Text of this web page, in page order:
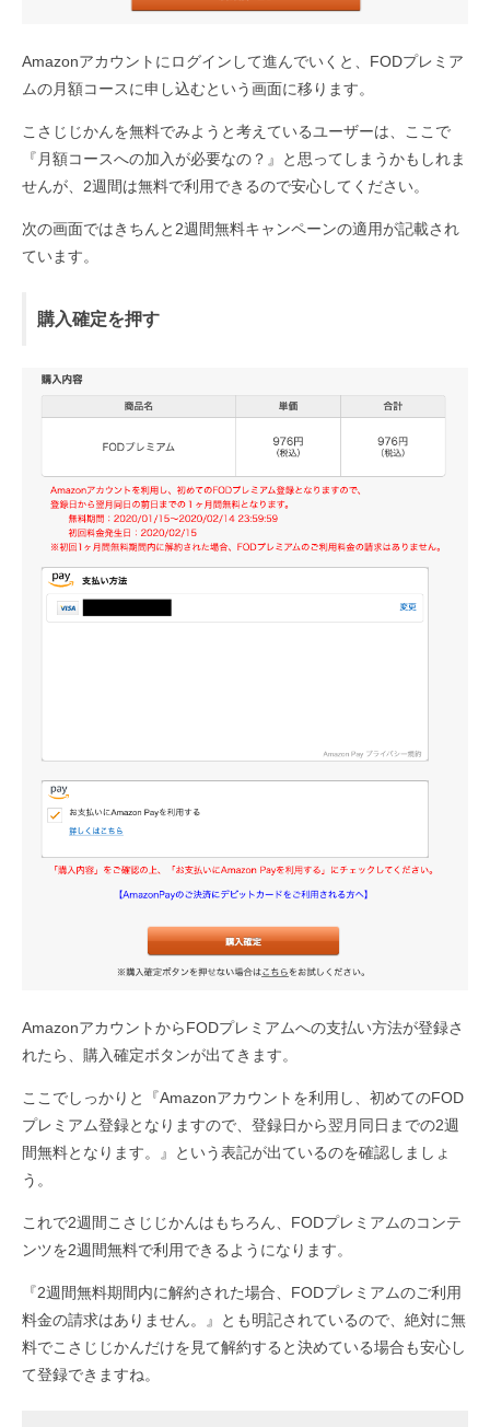
Amazonアカウントにログインして進んでいくと、FODプレミア
ムの月額コースに申し込むという画面に移ります。
こさじじかんを無料でみようと考えているユーザーは、ここで
『月額コースへの加入が必要なの？』と思ってしまうかもしれま
せんが、2週間は無料で利用できるので安心してください。
次の画面ではきちんと2週間無料キャンペーンの適用が記載され
ています。
購入確定を押す
AmazonアカウントからFODプレミアムへの支払い方法が登録さ
れたら、購入確定ボタンが出てきます。
ここでしっかりと『Amazonアカウントを利用し、初めてのFOD
プレミアム登録となりますので、登録日から翌月同日までの2週
間無料となります。』という表記が出ているのを確認しましょ
う。
これで2週間こさじじかんはもちろん、FODプレミアムのコンテ
ンツを2週間無料で利用できるようになります。
『2週間無料期間内に解約された場合、FODプレミアムのご利用
料金の請求はありません。』とも明記されているので、絶対に無
料でこさじじかんだけを見て解約すると決めている場合も安心し
て登録できますね。